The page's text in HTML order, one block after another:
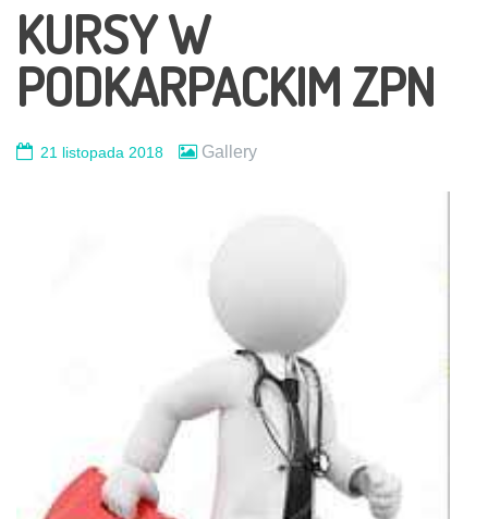
KURSY W
PODKARPACKIM ZPN
21 listopada 2018 Gallery